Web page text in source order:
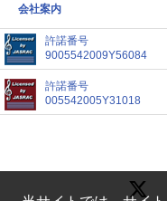
会社案内
許諾番号
9005542009Y56084
許諾番号
005542005Y31018